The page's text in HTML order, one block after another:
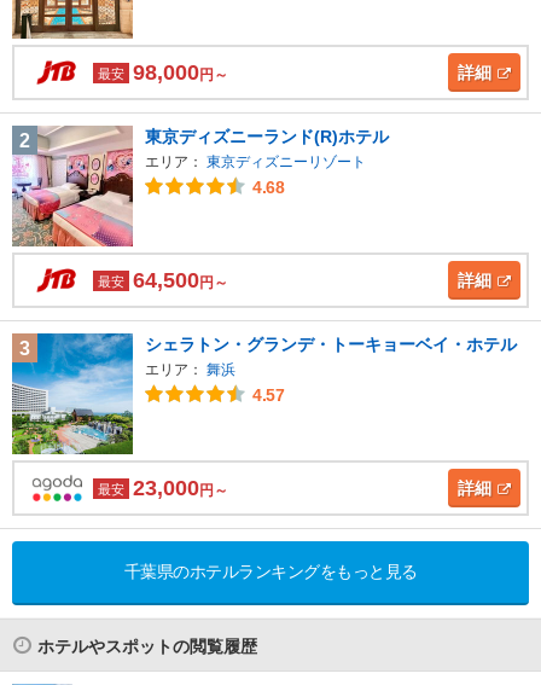
最安 98,000円～ 詳細
2 東京ディズニーランド(R)ホテル
エリア： 東京ディズニーリゾート
4.68
最安 64,500円～ 詳細
3 シェラトン・グランデ・トーキョーベイ・ホテル
エリア： 舞浜
4.57
最安 23,000円～ 詳細
千葉県のホテルランキングをもっと見る
ホテルやスポットの閲覧履歴